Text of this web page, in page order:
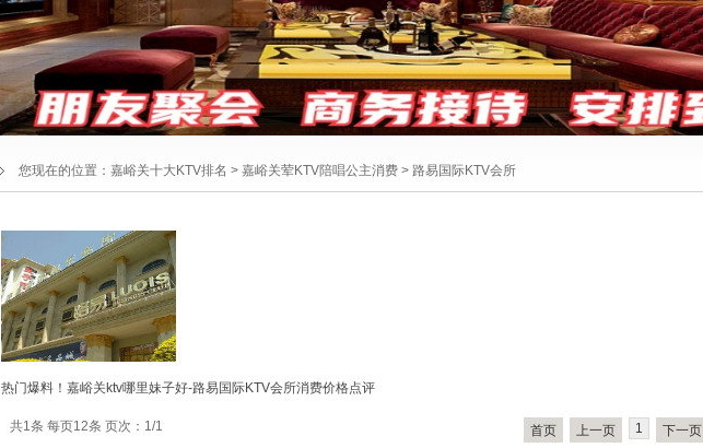
热门爆料！嘉峪关ktv哪里妹子好-路易国际KTV会所消费价格点评
共1条 每页12条 页次：1/1 首页 上一页 1 下一页
您现在的位置： 嘉峪关十大KTV排名 > 嘉峪关荤KTV陪唱公主消费 > 路易国际KTV会所